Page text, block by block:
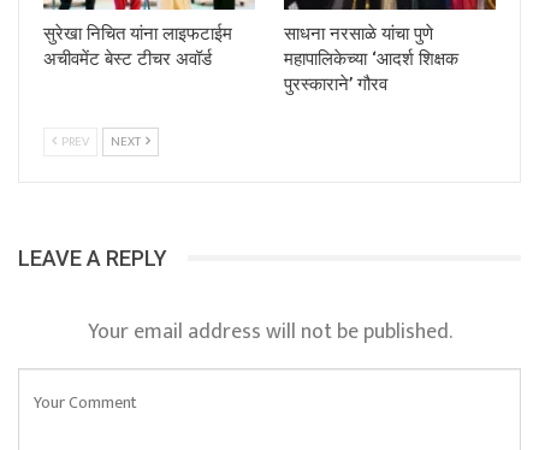
सुरेखा निचित यांना लाइफटाईम
अचीवमेंट बेस्ट टीचर अवॉर्ड
साधना नरसाळे यांचा पुणे
महापालिकेच्या ‘आदर्श शिक्षक
पुरस्काराने’ गौरव
PREV NEXT
LEAVE A REPLY
Your email address will not be published.